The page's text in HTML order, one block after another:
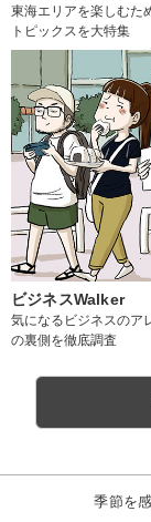
東海エリアを楽しむた
トピックスを大特集
ビジネスWalker
気になるビジネスのア
の裏側を徹底調査
季節を